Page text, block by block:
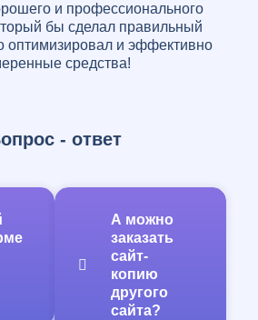
и профессионального
бы сделал правильный
оптимизировал и эффективно
средства!
посмотреть на наши
понятно, что мы
частник, который
а опытная команда
с большим послужным
знаний, полученных
учебных
развитых и прокаченных в
- ответ
А можно
заказать
сайт-
копию
другого
сайта?